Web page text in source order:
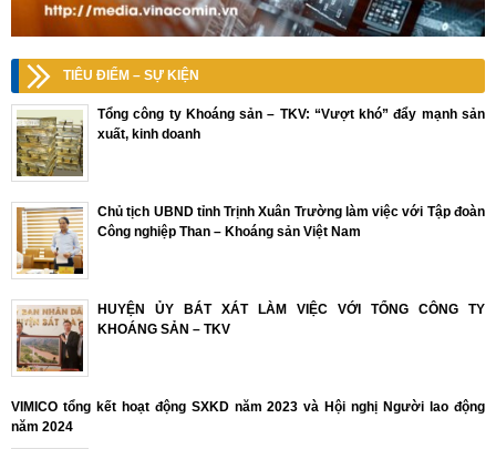
TIÊU ĐIỂM – SỰ KIỆN
Tổng công ty Khoáng sản – TKV: “Vượt khó” đẩy mạnh sản
xuất, kinh doanh
Chủ tịch UBND tỉnh Trịnh Xuân Trường làm việc với Tập đoàn
Công nghiệp Than – Khoáng sản Việt Nam
HUYỆN ỦY BÁT XÁT LÀM VIỆC VỚI TỔNG CÔNG TY
KHOÁNG SẢN – TKV
VIMICO tổng kết hoạt động SXKD năm 2023 và Hội nghị Người lao động
năm 2024